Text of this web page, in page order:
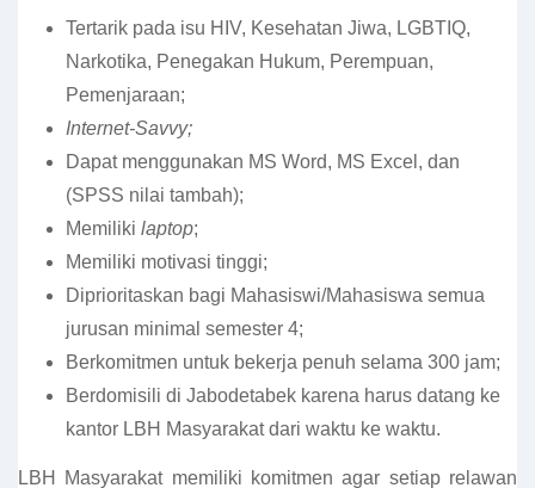
Tertarik pada isu HIV, Kesehatan Jiwa, LGBTIQ,
Narkotika, Penegakan Hukum, Perempuan,
Pemenjaraan;
Internet-Savvy;
Dapat menggunakan MS Word, MS Excel, dan
(SPSS nilai tambah);
Memiliki laptop;
Memiliki motivasi tinggi;
Diprioritaskan bagi Mahasiswi/Mahasiswa semua
jurusan minimal semester 4;
Berkomitmen untuk bekerja penuh selama 300 jam;
Berdomisili di Jabodetabek karena harus datang ke
kantor LBH Masyarakat dari waktu ke waktu.
LBH Masyarakat memiliki komitmen agar setiap relawan